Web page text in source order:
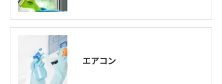
エアコン